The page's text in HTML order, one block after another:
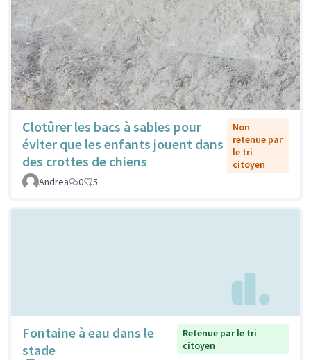
Clotûrer les bacs à sables pour
éviter que les enfants jouent dans
des crottes de chiens
Non
retenue par
le tri
citoyen
Andrea
0 5
Fontaine à eau dans le
stade
Retenue par le tri
citoyen